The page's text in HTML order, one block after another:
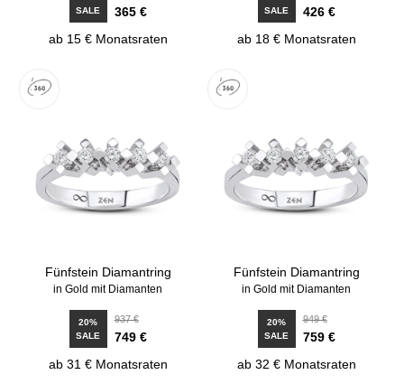
SALE
365 €
ab 15 € Monatsraten
SALE
426 €
ab 18 € Monatsraten
Fünfstein Diamantring
in Gold mit Diamanten
20%
SALE
937 €
749 €
ab 31 € Monatsraten
Fünfstein Diamantring
in Gold mit Diamanten
20%
SALE
949 €
759 €
ab 32 € Monatsraten